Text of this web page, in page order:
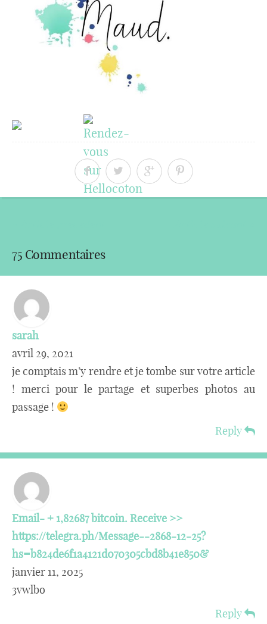
75 Commentaires
sarah
avril 29, 2021
je comptais m’y rendre et je tombe sur votre article
! merci pour le partage et superbes photos au
passage !
Reply
Email- + 1,82687 bitcoin. Receive >>
https://telegra.ph/Message--2868-12-25?
hs=b824de6f1a4121d070305cbd8b41e850&
janvier 11, 2025
3vwlbo
Reply